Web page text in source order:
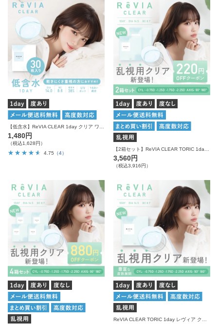
1,480円
（税込1,628円）
4.75 （4）
3,560円
（税込3,916円）
ReVIA CLEAR TORIC 1day レヴィア クリア 乱視用 ワンデー 30枚入り